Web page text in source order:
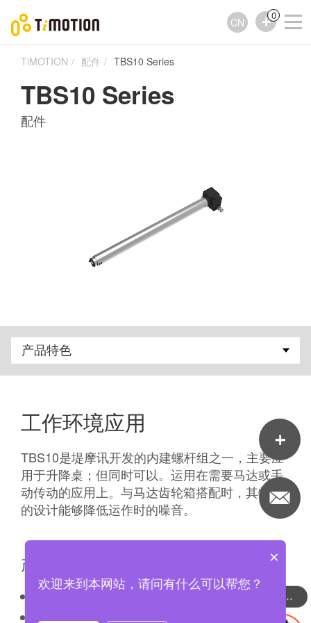
CN
0
TiMOTION 配件 TBS10 Series
TBS10 Series
配件
工作环境应用
TBS10是堤摩讯开发的内建螺杆组之一，主要应
用于升降桌；但同时可以。运用在需要马达或手
动传动的应用上。与马达齿轮箱搭配时，其特殊
的设计能够降低运作时的噪音。
产品特色
专为3节式升降立柱设计
可以介绍下你们的产品么
×
欢迎来到本网站，请问有什么可以帮您？